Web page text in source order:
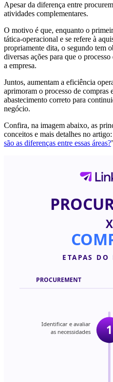
Apesar da diferença entre
atividades complementares.
O motivo é que, enquanto o
tática-operacional e se refere à
propriamente dita, o segundo tem
diversas ações para que o
a empresa.
Juntos, aumentam a eficiência
aprimoram o processo de compras
abastecimento correto para
negócio.
Confira, na imagem abaixo, as
conceitos e mais detalhes no
são as diferenças entre essas áreas?